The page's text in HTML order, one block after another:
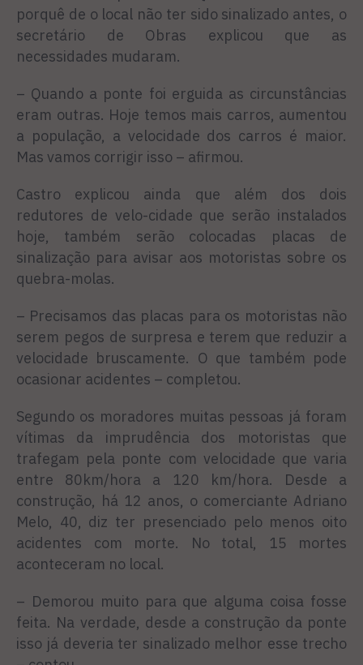
porquê de o local não ter sido sinalizado antes, o
secretário de Obras explicou que as
necessidades mudaram.
– Quando a ponte foi erguida as circunstâncias
eram outras. Hoje temos mais carros, aumentou
a população, a velocidade dos carros é maior.
Mas vamos corrigir isso – afirmou.
Castro explicou ainda que além dos dois
redutores de velo-cidade que serão instalados
hoje, também serão colocadas placas de
sinalização para avisar aos motoristas sobre os
quebra-molas.
– Precisamos das placas para os motoristas não
serem pegos de surpresa e terem que reduzir a
velocidade bruscamente. O que também pode
ocasionar acidentes – completou.
Segundo os moradores muitas pessoas já foram
vítimas da imprudência dos motoristas que
trafegam pela ponte com velocidade que varia
entre 80km/hora a 120 km/hora. Desde a
construção, há 12 anos, o comerciante Adriano
Melo, 40, diz ter presenciado pelo menos oito
acidentes com morte. No total, 15 mortes
aconteceram no local.
– Demorou muito para que alguma coisa fosse
feita. Na verdade, desde a construção da ponte
isso já deveria ter sinalizado melhor esse trecho